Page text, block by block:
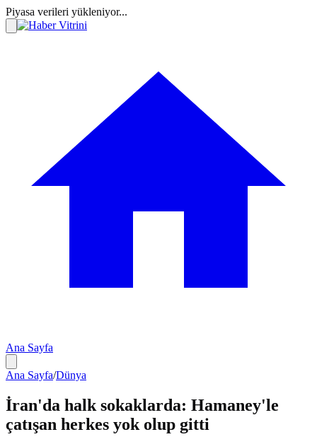
Piyasa verileri yükleniyor...
Ana Sayfa
Ana Sayfa/Dünya
İran'da halk sokaklarda: Hamaney'le
çatışan herkes yok olup gitti